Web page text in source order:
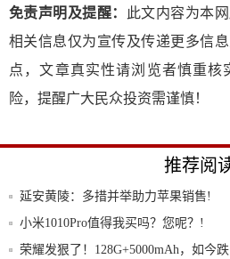
免责声明及提醒：
此文内容为本
相关信息仅为宣传及传递更多信
点，文章真实性请浏览者慎重核
险，提醒广大民众投资需谨慎！
推荐阅
延安黄陵：多措并举助力苹果销售!
小米1010Pro值得我买吗？您呢？!
荣耀发狠了！128G+5000mAh，如今跌